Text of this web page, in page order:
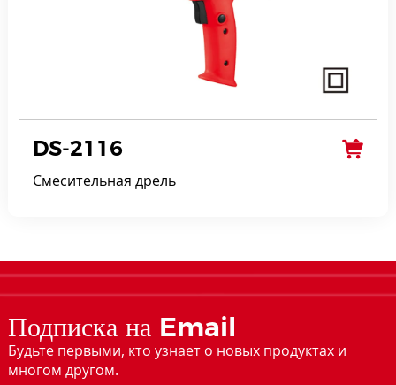
DS-2116
Смесительная дрель
Подписка на Email
Будьте первыми, кто узнает о новых продуктах и
многом другом.